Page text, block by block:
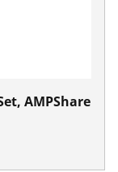
AMPShare